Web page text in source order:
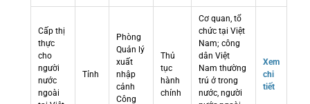
Cấp thị
thực
cho
người
nước
ngoài
Tỉnh
Phòng
Quản lý
xuất
nhập
cảnh
Công
Thủ
tục
hành
chính
Cơ quan, tổ
chức tại Việt
Nam; công
dân Việt
Nam thường
trú ở trong
nước, người
Xem
chi
tiết